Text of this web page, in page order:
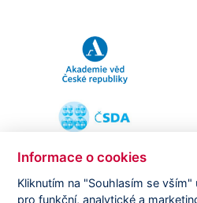
Informace o cookies
Kliknutím na "Souhlasím se
pro funkční, analytické a